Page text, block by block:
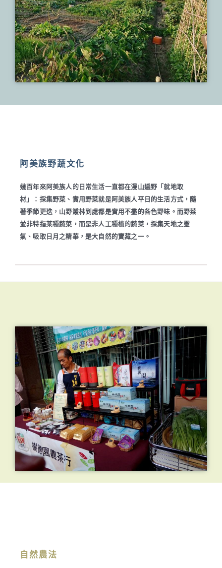
阿美族野蔬文化
幾百年來阿美族人的日常生活一直都在漫山遍野「就地取
材」：採集野菜、實用野菜就是阿美族人平日的生活方式，隨
著季節更迭，山野叢林到處都是實用不盡的各色野味。而野菜
並非特指某種蔬菜，而是非人工種植的蔬菜，採集天地之靈
氣、吸取日月之精華，是大自然的寶藏之一。
自然農法